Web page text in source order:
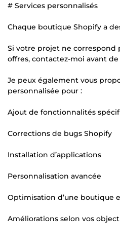
# Services personnalisés
Chaque boutique Shopify a
Si votre projet ne correspond
offres, contactez-moi avant
Je peux également vous
personnalisée pour :
Ajout de fonctionnalités
Corrections de bugs Shopify
Installation d’applications
Personnalisation avancée
Optimisation d’une boutique
Améliorations selon vos